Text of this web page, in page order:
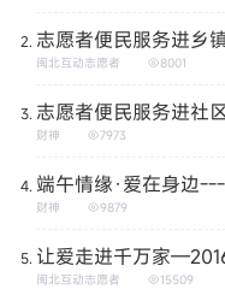
志愿者便民服务进乡
闽北互动志愿者 8001
志愿者便民服务进社
财神 7973
端午情缘·爱在身边
财神 9879
让爱走进千万家
闽北互动志愿者 15509